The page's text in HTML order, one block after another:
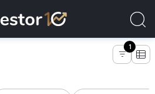
de empresas del sector salud
1